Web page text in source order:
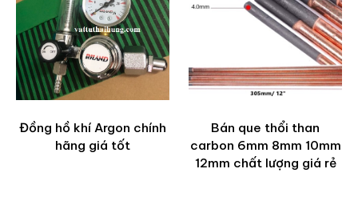
Đồng hồ khí Argon chính
hãng giá tốt
Bán que thổi than
carbon 6mm 8mm 10mm
12mm chất lượng giá rẻ